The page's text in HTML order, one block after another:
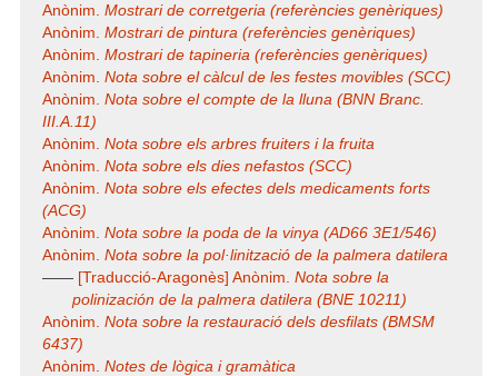
Anònim. Mostrari de corretgeria (referències genèriques)
Anònim. Mostrari de pintura (referències genèriques)
Anònim. Mostrari de tapineria (referències genèriques)
Anònim. Nota sobre el càlcul de les festes movibles (SCC)
Anònim. Nota sobre el compte de la lluna (BNN Branc.
III.A.11)
Anònim. Nota sobre els arbres fruiters i la fruita
Anònim. Nota sobre els dies nefastos (SCC)
Anònim. Nota sobre els efectes dels medicaments forts
(ACG)
Anònim. Nota sobre la poda de la vinya (AD66 3E1/546)
Anònim. Nota sobre la pol·linització de la palmera datilera
—— [Traducció-Aragonès] Anònim. Nota sobre la
polinización de la palmera datilera (BNE 10211)
Anònim. Nota sobre la restauració dels desfilats (BMSM
6437)
Anònim. Notes de lògica i gramàtica